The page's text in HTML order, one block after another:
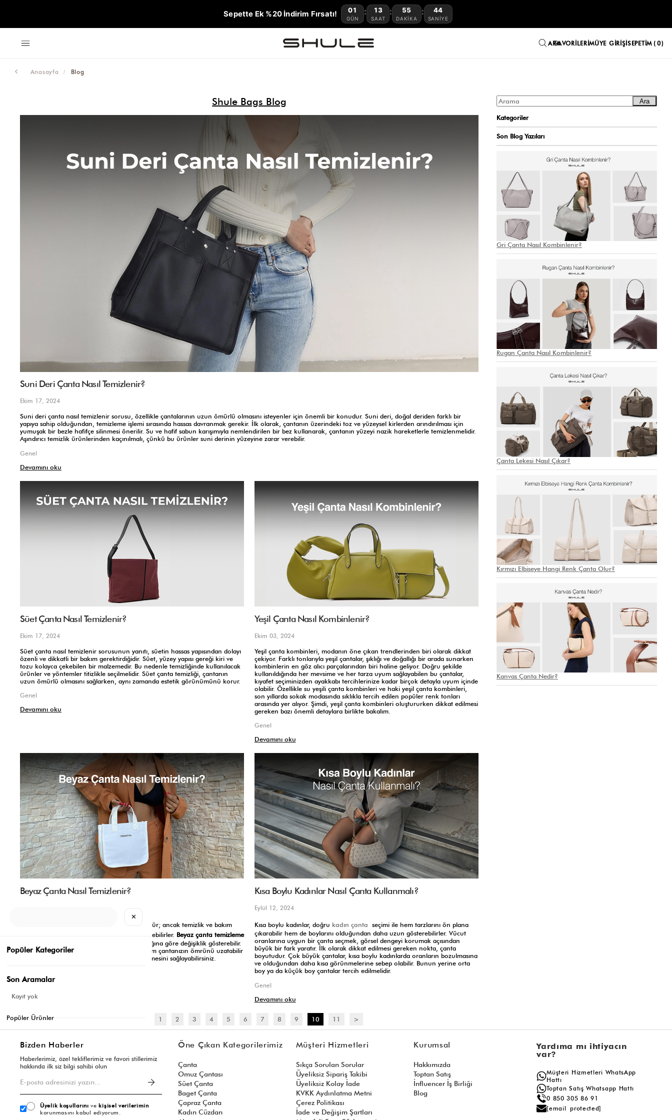
Sepette Ek %20 İndirim Fırsatı! 01
GÜN
: 13
SAAT
: 55
DAKIKA
: 43
SANIYE
FAVORILERIMÜYE GIRIŞISEPETIM 0
Anasayfa Blog
Shule Bags Blog
Suni Deri Çanta Nasıl Temizlenir?
Ekim 17, 2024
Suni deri çanta nasıl temizlenir sorusu, özellikle çantalarının uzun ömürlü olmasını isteyenler için önemli bir konudur. Suni deri, doğal deriden farklı bir
yapıya sahip olduğundan, temizleme işlemi sırasında hassas davranmak gerekir. İlk olarak, çantanın üzerindeki toz ve yüzeysel kirlerden arındırılması için
yumuşak bir bezle hafifçe silinmesi önerilir. Su ve hafif sabun karışımıyla nemlendirilen bir bez kullanarak, çantanın yüzeyi nazik hareketlerle temizlenmelidir.
Aşındırıcı temizlik ürünlerinden kaçınılmalı, çünkü bu ürünler suni derinin yüzeyine zarar verebilir.
Genel
Devamını oku
Süet Çanta Nasıl Temizlenir?
Ekim 17, 2024
Süet çanta nasıl temizlenir sorusunun yanıtı, süetin hassas yapısından dolayı
özenli ve dikkatli bir bakım gerektirdiğidir. Süet, yüzey yapısı gereği kiri ve
tozu kolayca çekebilen bir malzemedir. Bu nedenle temizliğinde kullanılacak
ürünler ve yöntemler titizlikle seçilmelidir. Süet çanta temizliği, çantanın
uzun ömürlü olmasını sağlarken, aynı zamanda estetik görünümünü korur.
Genel
Devamını oku
Yeşil Çanta Nasıl Kombinlenir?
Ekim 03, 2024
Yeşil çanta kombinleri, modanın öne çıkan trendlerinden biri olarak dikkat
çekiyor. Farklı tonlarıyla yeşil çantalar, şıklığı ve doğallığı bir arada sunarken
kombinlerin en göz alıcı parçalarından biri haline geliyor. Doğru şekilde
kullanıldığında her mevsime ve her tarza uyum sağlayabilen bu çantalar,
kıyafet seçiminizden ayakkabı tercihlerinize kadar birçok detayla uyum içinde
olabilir. Özellikle su yeşili çanta kombinleri ve haki yeşil çanta kombinleri,
son yıllarda sokak modasında sıklıkla tercih edilen popüler renk tonları
arasında yer alıyor. Şimdi, yeşil çanta kombinleri oluştururken dikkat edilmesi
gereken bazı önemli detaylara birlikte bakalım.
Genel
Devamını oku
Beyaz Çanta Nasıl Temizlenir?
lar, şıklığın ve zarafetin sembolüdür; ancak temizlik ve bakım
konusunda özenli olunmadığında hızla kirlenebilirler. Beyaz çanta temizleme
süreci, çantanın materyaline ve kullanım sıklığına göre değişiklik gösterebilir.
Doğru temizleme yöntemlerini kullanarak hem çantanızın ömrünü uzatabilir
hem de ilk günkü gibi parlak ve temiz görünmesini sağlayabilirsiniz.
Kısa Boylu Kadınlar Nasıl Çanta Kullanmalı?
Eylül 12, 2024
Kısa boylu kadınlar, doğru kadın çanta seçimi ile hem tarzlarını ön plana
çıkarabilir hem de boylarını olduğundan daha uzun gösterebilirler. Vücut
oranlarına uygun bir çanta seçmek, görsel dengeyi korumak açısından
büyük bir fark yaratır. İlk olarak dikkat edilmesi gereken nokta, çanta
boyutudur. Çok büyük çantalar, kısa boylu kadınlarda oranların bozulmasına
ve olduğundan daha kısa görünmelerine sebep olabilir. Bunun yerine orta
boy ya da küçük boy çantalar tercih edilmelidir.
Genel
Devamını oku
1 2 3 4 5 6 7 8 9 10 11 >
Ara
Kategoriler
Son Blog Yazıları
Gri Çanta Nasıl Kombinlenir?
Rugan Çanta Nasıl Kombinlenir?
Çanta Lekesi Nasıl Çıkar?
Kırmızı Elbiseye Hangi Renk Çanta Olur?
Kanvas Çanta Nedir?
Bizden Haberler
Haberlerimiz, özel tekliflerimiz ve favori stillerimiz
hakkında ilk siz bilgi sahibi olun
Üyelik koşullarını vekişisel verilerimin
korunmasını kabul ediyorum.
Öne Çıkan Kategorilerimiz
Çanta
Omuz Çantası
Süet Çanta
Baget Çanta
Çapraz Çanta
Kadın Cüzdan
Müşteri Hizmetleri
Sıkça Sorulan Sorular
Üyeliksiz Sipariş Takibi
Üyeliksiz Kolay İade
KVKK Aydınlatma Metni
Çerez Politikası
İade ve Değişim Şartları
Kurumsal
Hakkımızda
Toptan Satış
İnfluencer İş Birliği
Blog
Yardıma mı ihtiyacın
var?
Müşteri Hizmetleri WhatsApp
Hattı
Toptan Satış Whatsapp Hattı
0 850 305 86 91
[email protected]
✕
Popüler Kategoriler
Son Aramalar
Kayıt yok
Popüler Ürünler